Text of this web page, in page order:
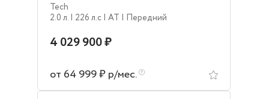
Tech
2.0 л. | 226 л.c | AT | Передний
4 029 900 ₽
от 64 999 ₽ р/мес.